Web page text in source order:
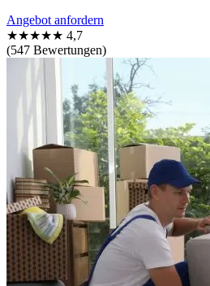
Angebot anfordern
★★★★★ 4,7
(547 Bewertungen)